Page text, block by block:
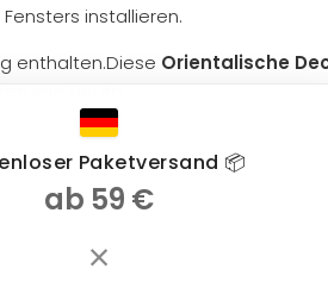
installieren.
enthalten.Diese Orientalische
cm.
Paketversand 📦
ab 59 €
×